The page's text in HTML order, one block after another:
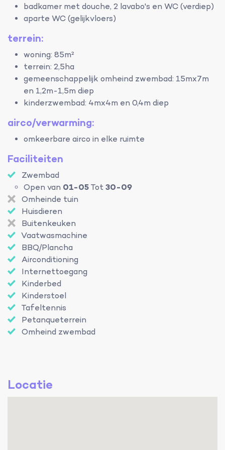
badkamer met douche, 2 lavabo's en WC (verdiep)
aparte WC (gelijkvloers)
terrein:
woning: 85m²
terrein: 2,5ha
gemeenschappelijk omheind zwembad: 15mx7m
en 1,2m-1,5m diep
kinderzwembad: 4mx4m en 0,4m diep
airco/verwarming:
omkeerbare airco in elke ruimte
Faciliteiten
Zwembad
Open van 01-05Tot 30-09
Omheinde tuin
Huisdieren
Buitenkeuken
Vaatwasmachine
BBQ/Plancha
Airconditioning
Internettoegang
Kinderbed
Kinderstoel
Tafeltennis
Petanqueterrein
Omheind zwembad
Locatie